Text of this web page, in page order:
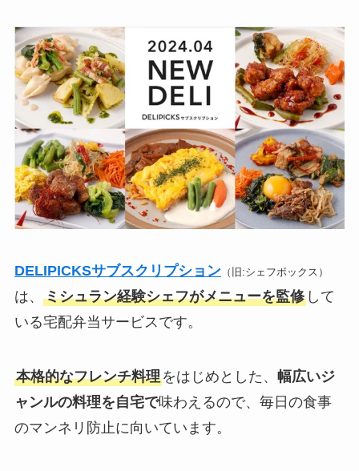
DELIPICKSサブスクリプション（旧:シェフボックス）
は、 ミシュラン経験シェフがメニューを監修して
いる宅配弁当サービスです。
本格的なフレンチ料理をはじめとした、 幅広いジ
ャンルの料理を自宅で味わえるので、毎日の食事
のマンネリ防止に向いています。